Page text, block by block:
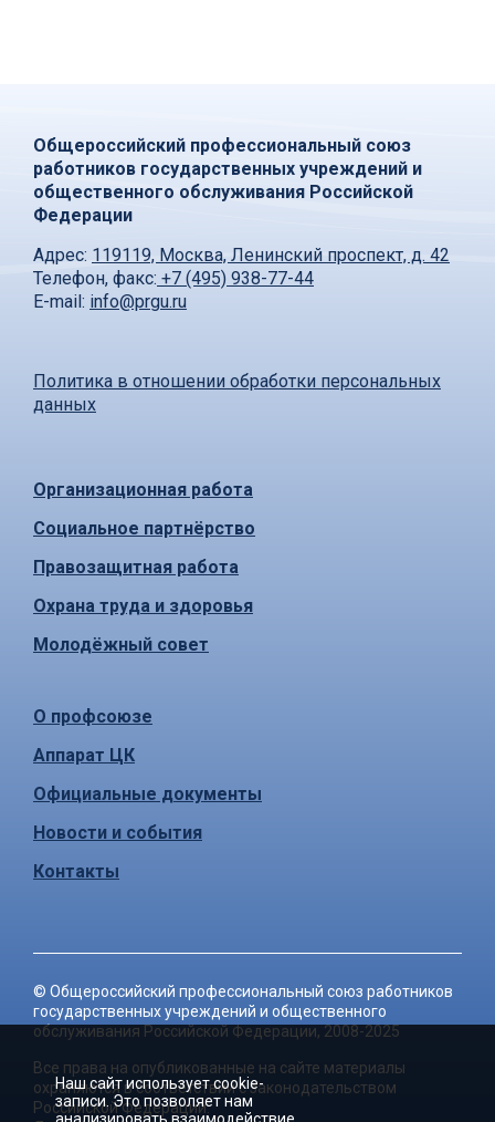
Общероссийский профессиональный союз
работников государственных учреждений и
общественного обслуживания Российской
Федерации
Адрес: 119119, Москва, Ленинский проспект, д. 42
Телефон, факс: +7 (495) 938-77-44
E-mail: info@prgu.ru
Политика в отношении обработки персональных
данных
Организационная работа
Социальное партнёрство
Правозащитная работа
Охрана труда и здоровья
Молодёжный совет
О профсоюзе
Аппарат ЦК
Официальные документы
Новости и события
Контакты
© Общероссийский профессиональный союз работников
государственных учреждений и общественного
обслуживания Российской Федерации, 2008-2025
Все права на опубликованные на сайте материалы
охраняются в соответствии с законодательством
Российской Федерации.
Наш сайт использует cookie-
записи. Это позволяет нам